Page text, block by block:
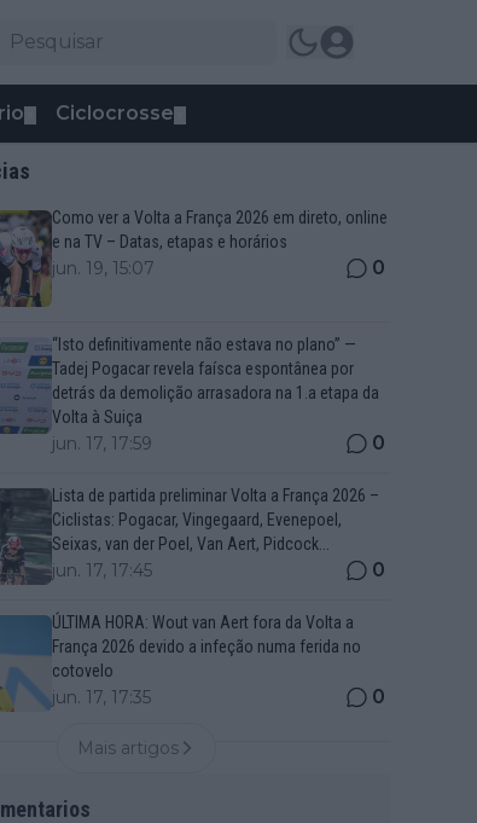
Ciclocrosse
Como ver a Volta a França 2026 em direto, online
e na TV – Datas, etapas e horários
jun. 19, 15:07 0
“Isto definitivamente não estava no plano” —
Tadej Pogacar revela faísca espontânea por
detrás da demolição arrasadora na 1.a etapa da
Volta à Suiça
jun. 17, 17:59 0
Lista de partida preliminar Volta a França 2026 –
Ciclistas: Pogacar, Vingegaard, Evenepoel,
Seixas, van der Poel, Van Aert, Pidcock...
jun. 17, 17:45 0
ÚLTIMA HORA: Wout van Aert fora da Volta a
França 2026 devido a infeção numa ferida no
cotovelo
jun. 17, 17:35 0
Mais artigos